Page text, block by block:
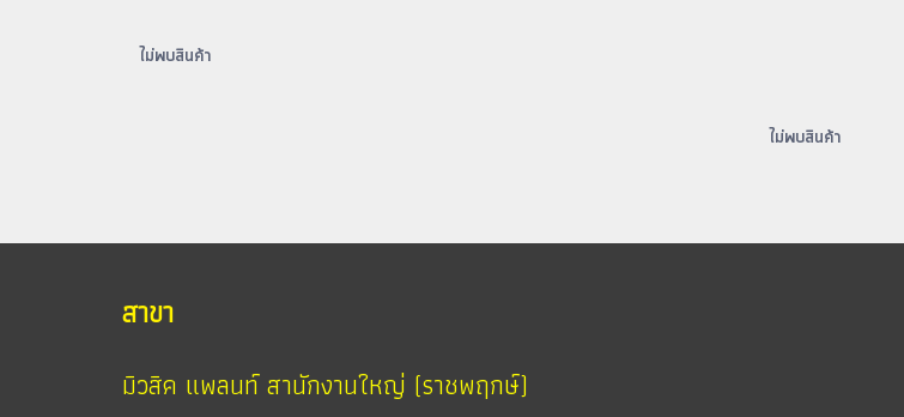
ไม่พบสินค้า
ไม่พบสินค้า
สาขา
มิวสิค แพลนท์ สานักงานใหญ่ (ราชพฤกษ์)